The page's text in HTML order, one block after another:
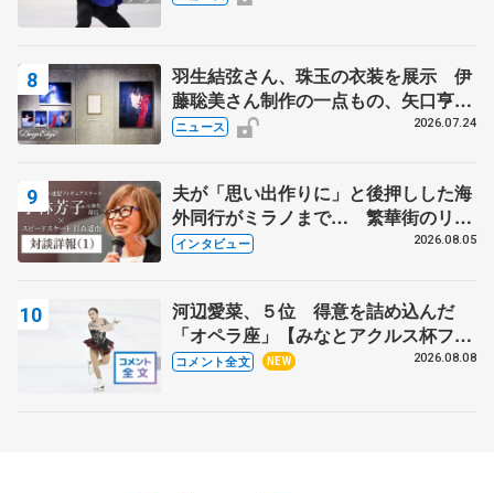
羽生結弦さん、珠玉の衣装を展示 伊
藤聡美さん制作の一点もの、矢口亨さ
んが撮影
ニュース 2026.07.24
夫が「思い出作りに」と後押しした海
外同行がミラノまで… 繁華街のリン
クでは不良のお兄さんも味方に 小林
インタビュー 2026.08.05
河辺愛菜、５位 得意を詰め込んだ
「オペラ座」【みなとアクルス杯フリ
ー】
コメント全文 NEW 2026.08.08